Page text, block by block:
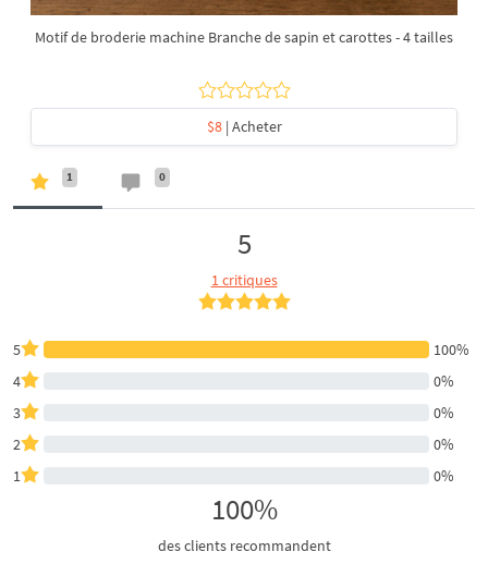
Motif de broderie machine Branche de sapin et carottes - 4 tailles
$8| Acheter
1 0
5
1 critiques
5
100%
4
0%
3
0%
2
0%
1
0%
100%
des clients recommandent